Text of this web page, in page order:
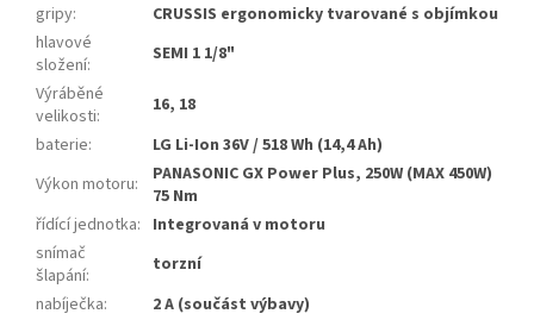
gripy:
CRUSSIS ergonomicky tvarované s objímkou
hlavové
složení:
SEMI 1 1/8"
Výráběné
velikosti:
16, 18
baterie:
LG Li-Ion 36V / 518 Wh (14,4 Ah)
Výkon motoru:
PANASONIC GX Power Plus, 250W (MAX 450W)
75 Nm
řídící jednotka: Integrovaná v motoru
snímač
šlapání:
torzní
nabíječka:
2 A (součást výbavy)